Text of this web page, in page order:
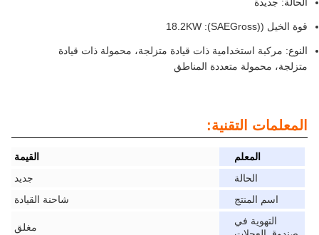
الحالة: جديدة
قوة الخيل ((SAEGross): 18.2KW
النوع: مركبة استخدامية ذات قيادة متزلجة، محمولة ذات قيادة
متزلجة، محمولة متعددة المناطق
المعلمات التقنية:
المعلم
القيمة
الحالة
جديد
اسم المنتج
شاحنة القيادة
التهوية في
مغلق